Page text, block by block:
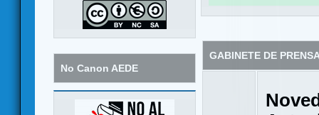
No Canon AEDE
GABINETE DE